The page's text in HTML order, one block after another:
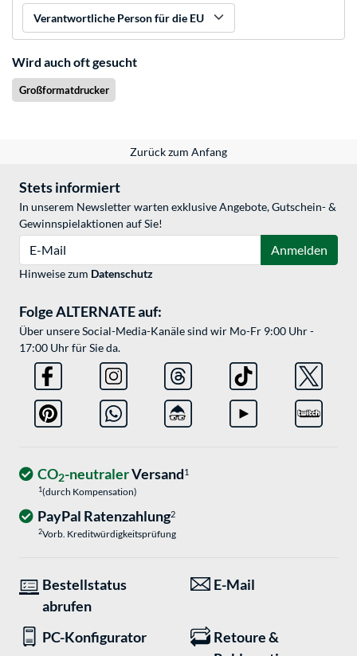
Verantwortliche Person für die EU
Wird auch oft gesucht
Großformatdrucker
Zurück zum Anfang
Stets informiert
In unserem Newsletter warten exklusive Angebote, Gutschein- &
Gewinnspielaktionen auf Sie!
Anmelden
Hinweise zum Datenschutz
Folge ALTERNATE auf:
Über unsere Social-Media-Kanäle sind wir Mo-Fr 9:00 Uhr -
17:00 Uhr für Sie da.
CO2-neutralerVersand1
1(durch Kompensation)
PayPal Ratenzahlung2
2Vorb. Kreditwürdigkeitsprüfung
Bestellstatus
abrufen
E-Mail
PC-Konfigurator
Retoure &